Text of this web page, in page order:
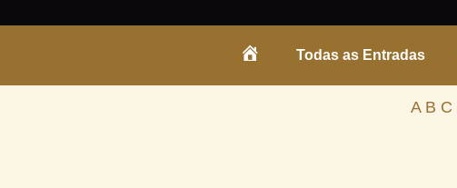
ENTRADATodas as Entradas
A B C